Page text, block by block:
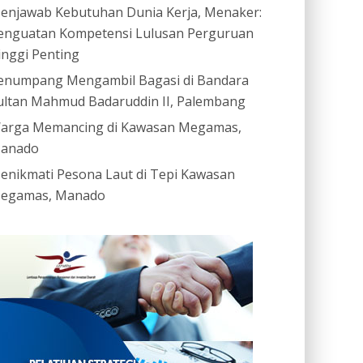
Kebutuhan Dunia Kerja, Menaker:
Kompetensi Lulusan Perguruan
Penting
Mengambil Bagasi di Bandara
Mahmud Badaruddin II, Palembang
Memancing di Kawasan Megamas,
Pesona Laut di Tepi Kawasan
Manado